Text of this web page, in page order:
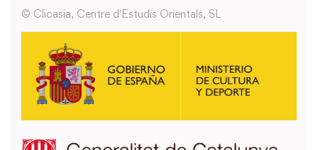
© Clicasia, Centre d'Estudis Orientals, SL